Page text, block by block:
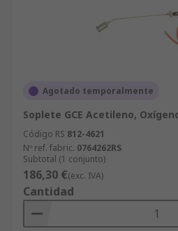
Agotado temporalmente
Soplete GCE Acetileno,
Código RS 812-4621
Nº ref. fabric. 0764262RS
Subtotal (1 conjunto)
186,30 €(exc. IVA)
Cantidad